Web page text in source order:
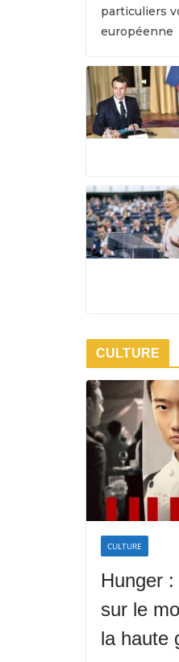
particuliers
européenne
CULTURE
CULTURE
Hunger
sur le
la haute